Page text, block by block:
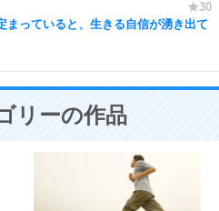
まっていると、生きる自信が湧き出て
リーの作品